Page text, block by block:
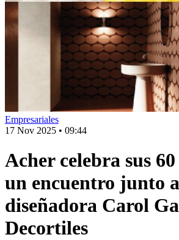
Empresariales
17 Nov 2025 • 09:44
Acher celebra sus
un encuentro junto
diseñadora Carol
Decortiles